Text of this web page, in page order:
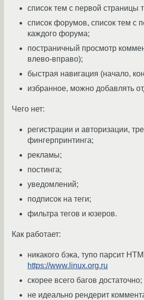
список тем с первой страницы
список форумов, список тем с
каждого форума;
постраничный просмотр
влево-вправо);
быстрая навигация (начало,
избранное, можно добавлять
Чего нет:
регистрации и авторизации,
фингерпринтинга;
рекламы;
постинга;
уведомлений;
подписок на теги;
фильтра тегов и юзеров.
Как работает:
никакого бэка, тупо парсит
https://www.linux.org.ru
скорее всего багов достаточно;
не идеально рендерит